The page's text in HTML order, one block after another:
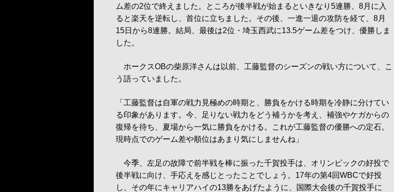
ム差の2位で終えました。ところが後半戦が始まるといきなり5連勝、8月に入
ると楽天を逆転し、首位に立ちました。その後、一進一退の攻防を経て、8月
15日から8連勝。結局、最後は2位・埼玉西武に13.5ゲーム差をつけ、優勝しま
した。
ホークスOBの柴原洋さんは以前、工藤監督のシーズンの戦い方について、こ
う語っていました。
「工藤監督は自軍の戦力見極めの時期と、勝負をかける時期を冷静に分けてい
る印象があります。今、足りない戦力をどう補うかを考え、補強やケガからの
復帰を待ち、夏場から一気に勝負をかける。これが工藤監督の優勝への定石。
現時点でのゲーム差や順位はあまり気にしませんね」
今季、左足の故障で前半戦を棒に振った千賀投手は、オリンピックの好投で
後半戦に向け、手応えを感じとったことでしょう。17年の第4回WBCで好投
し、その年にキャリアハイの13勝をあげたように、国際大会後の千賀投手に